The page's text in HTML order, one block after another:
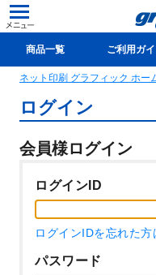
商品一覧 ご利用ガ
新規会員登録(無料)
ネット印刷 グラフィック ホー
ログイン
会員様ログイン
ログインID
ログインIDを忘れた方
パスワード